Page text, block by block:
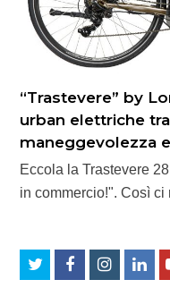
“Trastevere” by
urban elettriche
maneggevolezza
Eccola la Trastevere
in commercio!". Così
TwitterFacebook